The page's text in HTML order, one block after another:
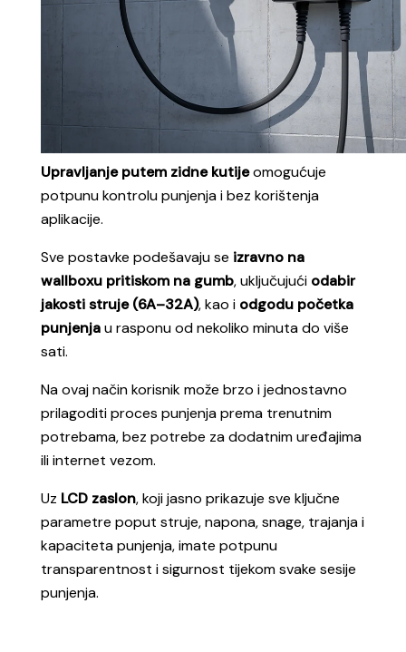
Upravljanje putem zidne kutijeomogućuje
potpunu kontrolu punjenja i bez korištenja
aplikacije.
Sve postavkepodešavaju se izravno na
wallboxu pritiskom na gumb, uključujući odabir
jakosti struje (6A–32A), kao i odgodu početka
punjenjau rasponu od nekoliko minuta do više
sati.
Na ovaj način korisnik može brzo i jednostavno
prilagoditi proces punjenja prema trenutnim
potrebama, bez potrebe za dodatnim uređajima
ili internet vezom.
Uz LCD zaslon, koji jasno prikazuje sve ključne
parametre poput struje, napona, snage, trajanja i
kapaciteta punjenja, imate potpunu
transparentnost i sigurnost tijekom svake sesije
punjenja.